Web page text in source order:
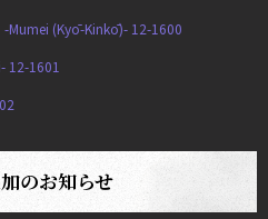
(Kyō-Kinkō)- 12-1600
12-1601
のお知らせ